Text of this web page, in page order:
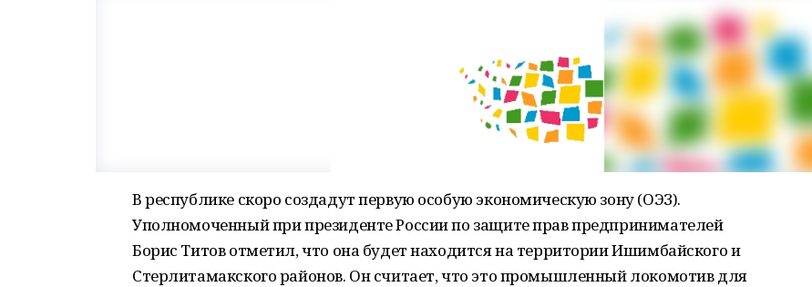
В республике скоро создадут первую особую экономическую зону (ОЭЗ).
Уполномоченный при президенте России по защите прав предпринимателей
Борис Титов отметил, что она будет находится на территории Ишимбайского и
Стерлитамакского районов. Он считает, что это промышленный локомотив для